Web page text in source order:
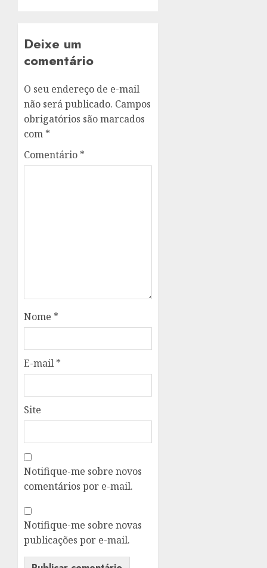
Deixe um
comentário
O seu endereço de e-mail
não será publicado. Campos
obrigatórios são marcados
com *
Comentário *
Nome *
E-mail *
Site
Notifique-me sobre novos
comentários por e-mail.
Notifique-me sobre novas
publicações por e-mail.